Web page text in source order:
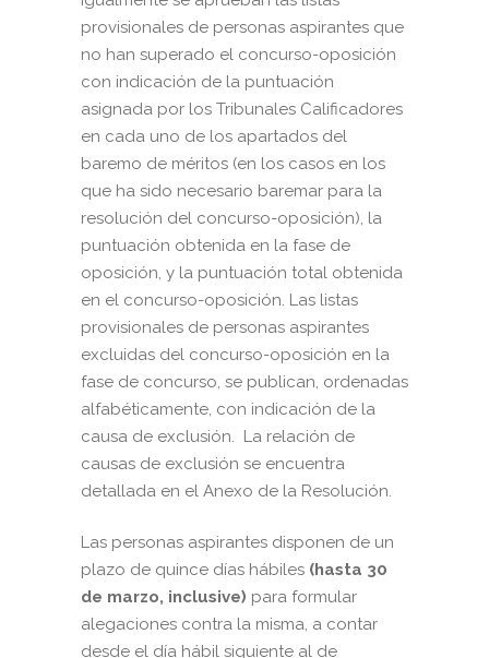
provisionales de personas aspirantes que
no han superado el concurso-oposición
con indicación de la puntuación
asignada por los Tribunales Calificadores
en cada uno de los apartados del
baremo de méritos (en los casos en los
que ha sido necesario baremar para la
resolución del concurso-oposición), la
puntuación obtenida en la fase de
oposición, y la puntuación total obtenida
en el concurso-oposición. Las listas
provisionales de personas aspirantes
excluidas del concurso-oposición en la
fase de concurso, se publican, ordenadas
alfabéticamente, con indicación de la
causa de exclusión. La relación de
causas de exclusión se encuentra
detallada en el Anexo de la Resolución.
Las personas aspirantes disponen de un
plazo de quince días hábiles (hasta 30
de marzo, inclusive) para formular
alegaciones contra la misma, a contar
desde el día hábil siguiente al de